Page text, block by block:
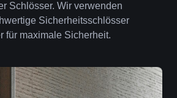
Schlösser. Wir verwenden
Sicherheitsschlösser
für maximale Sicherheit.